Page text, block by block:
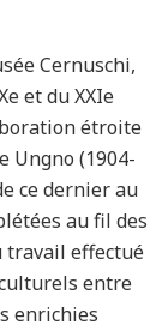
Cernuschi,
et du XXIe
étroite
Ungno (1904-
ce dernier au
au fil des
travail effectué
entre
enrichies